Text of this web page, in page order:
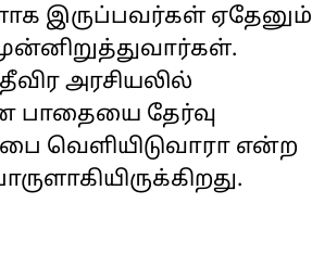
இருப்பவர்கள் ஏதேனும்
அரசியலில்
பாதையை தேர்வு
வெளியிடுவாரா என்ற